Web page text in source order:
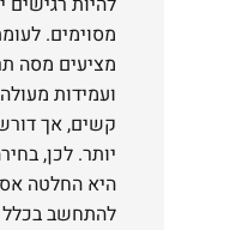
מסוימים.
מציעים מסה
ועמידות
קשים, אך
יותר. לכן,
היא החלטה
להתחשב בכלל